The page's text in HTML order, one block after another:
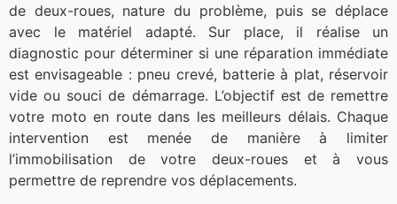
de deux-roues, nature du problème, puis se déplace
avec le matériel adapté. Sur place, il réalise un
diagnostic pour déterminer si une réparation immédiate
est envisageable : pneu crevé, batterie à plat, réservoir
vide ou souci de démarrage. L’objectif est de remettre
votre moto en route dans les meilleurs délais. Chaque
intervention est menée de manière à limiter
l’immobilisation de votre deux-roues et à vous
permettre de reprendre vos déplacements.